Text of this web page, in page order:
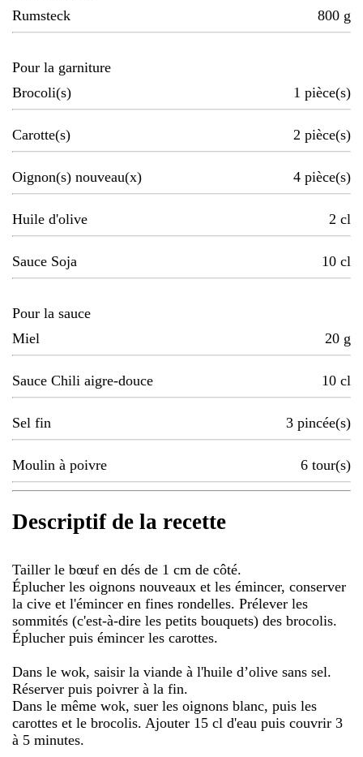
Rumsteck
800 g
Pour la garniture
Brocoli(s)
1 pièce(s)
Carotte(s) 2 pièce(s)
Oignon(s) nouveau(x) 4 pièce(s)
Huile d'olive 2 cl
Sauce Soja 10 cl
Pour la sauce
Miel
20 g
Sauce Chili aigre-douce 10 cl
Sel fin 3 pincée(s)
Moulin à poivre 6 tour(s)
Descriptif de la recette
Tailler le bœuf en dés de 1 cm de côté.
Éplucher les oignons nouveaux et les émincer, conserver
la cive et l'émincer en fines rondelles. Prélever les
sommités (c'est-à-dire les petits bouquets) des brocolis.
Éplucher puis émincer les carottes.
Dans le wok, saisir la viande à l'huile d’olive sans sel.
Réserver puis poivrer à la fin.
Dans le même wok, suer les oignons blanc, puis les
carottes et le brocolis. Ajouter 15 cl d'eau puis couvrir 3
à 5 minutes.